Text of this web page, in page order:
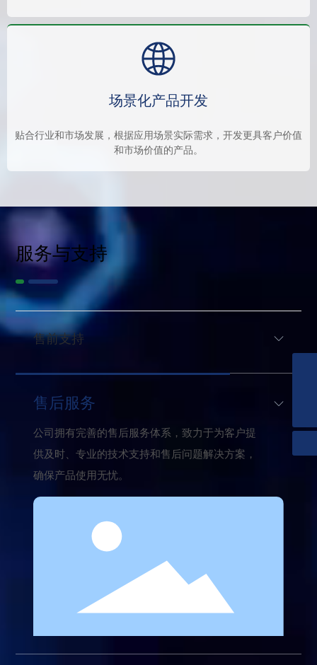
场景化产品开发
贴合行业和市场发展，根据应用场景实际需求，开发更具客户价值
和市场价值的产品。
服务与支持
售前支持
更具经济价值的解决方案。
售后服务
公司拥有完善的售后服务体系，致力于为客户提
供及时、专业的技术支持和售后问题解决方案，
确保产品使用无忧。
02988100020